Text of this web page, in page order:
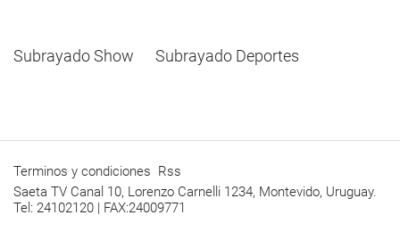
Subrayado Show Subrayado Deportes
Terminos y condiciones Rss
Saeta TV Canal 10, Lorenzo Carnelli 1234, Montevido, Uruguay.
Tel: 24102120 | FAX:24009771